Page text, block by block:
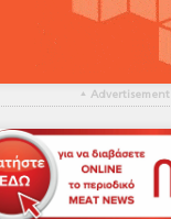
▴ Advertisement